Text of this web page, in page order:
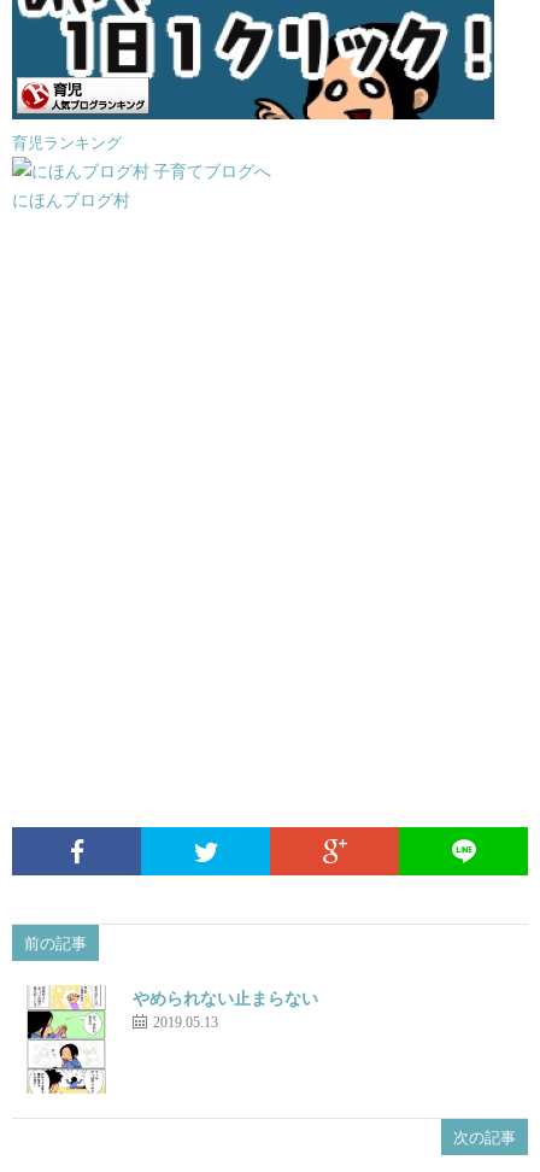
育児ランキング
にほんブログ村
前の記事
やめられない止まらない
2019.05.13
次の記事